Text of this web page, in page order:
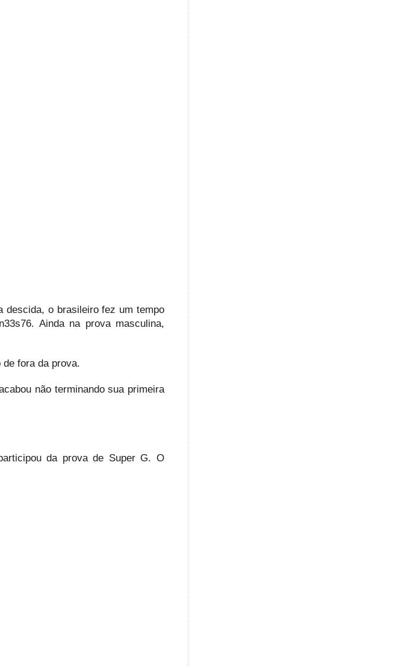
descida, o brasileiro fez um tempo
Ainda na prova masculina,
fora da prova.
não terminando sua primeira
da prova de Super G. O